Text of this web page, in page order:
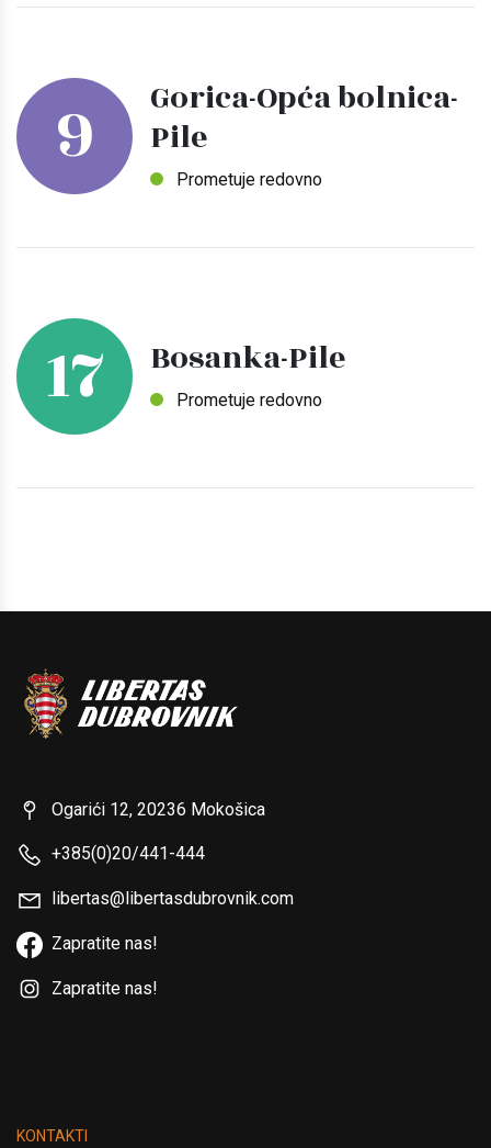
9
Gorica-Opća bolnica-
Pile
Prometuje redovno
17 Bosanka-Pile
Prometuje redovno
Ogarići 12, 20236 Mokošica
+385(0)20/441-444
libertas@libertasdubrovnik.com
Zapratite nas!
Zapratite nas!
KONTAKTI